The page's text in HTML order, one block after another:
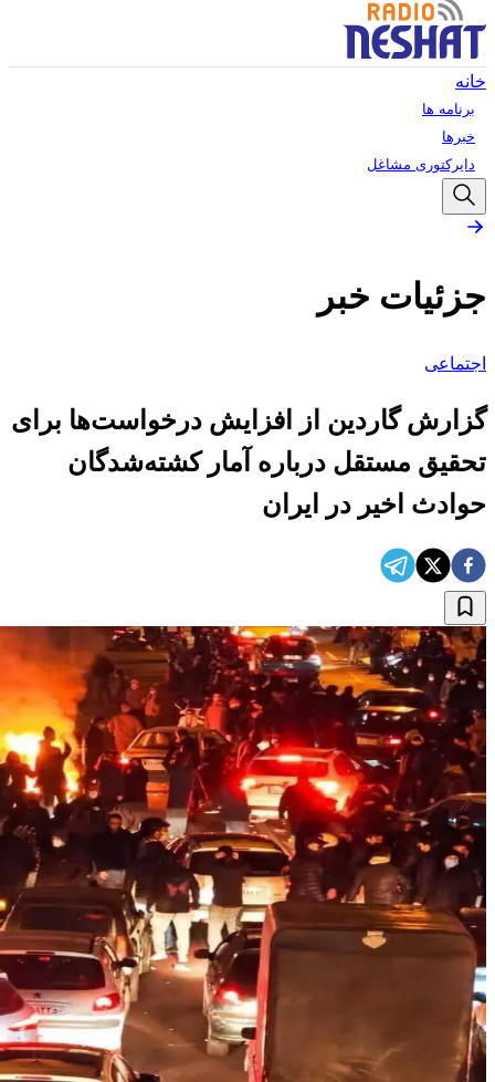
خانه
برنامه ها
خبرها
دایرکتوری مشاغل
جزئیات خبر
اجتماعی
گزارش گاردین از افزایش درخواست‌ها برای
تحقیق مستقل درباره آمار کشته‌شدگان
حوادث اخیر در ایران